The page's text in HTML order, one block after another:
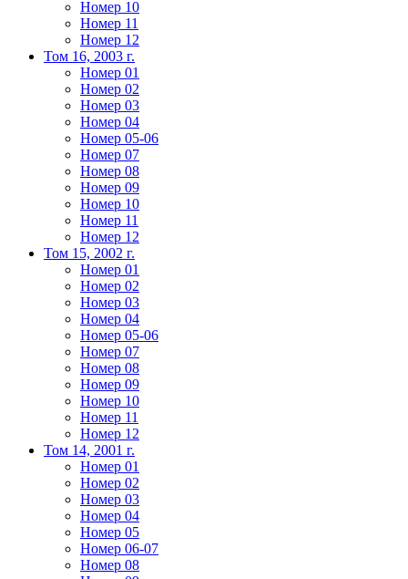
Номер 10
Номер 11
Номер 12
Том 16, 2003 г.
Номер 01
Номер 02
Номер 03
Номер 04
Номер 05-06
Номер 07
Номер 08
Номер 09
Номер 10
Номер 11
Номер 12
Том 15, 2002 г.
Номер 01
Номер 02
Номер 03
Номер 04
Номер 05-06
Номер 07
Номер 08
Номер 09
Номер 10
Номер 11
Номер 12
Том 14, 2001 г.
Номер 01
Номер 02
Номер 03
Номер 04
Номер 05
Номер 06-07
Номер 08